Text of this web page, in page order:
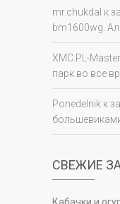
mr.chukdal к
bm1600wg.
XMC.PL-Master
парк во все
Ponedelnik к
СВЕЖИЕ